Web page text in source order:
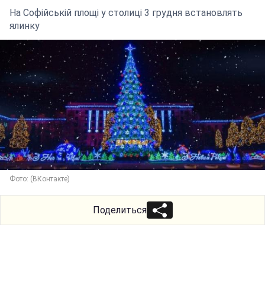
На Софійській площі у столиці 3 грудня встановлять
ялинку
Фото: (ВКонтакте)
Поделиться